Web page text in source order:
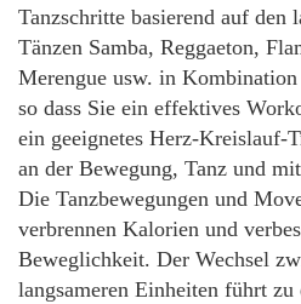
Tanzschritte basierend auf den
Tänzen Samba, Reggaeton,
Merengue usw. in
so dass Sie ein effektives
ein geeignetes Herz-Kreislauf-
an der Bewegung, Tanz und
Die Tanzbewegungen und
verbrennen Kalorien und
Beweglichkeit. Der Wechsel
langsameren Einheiten führt zu